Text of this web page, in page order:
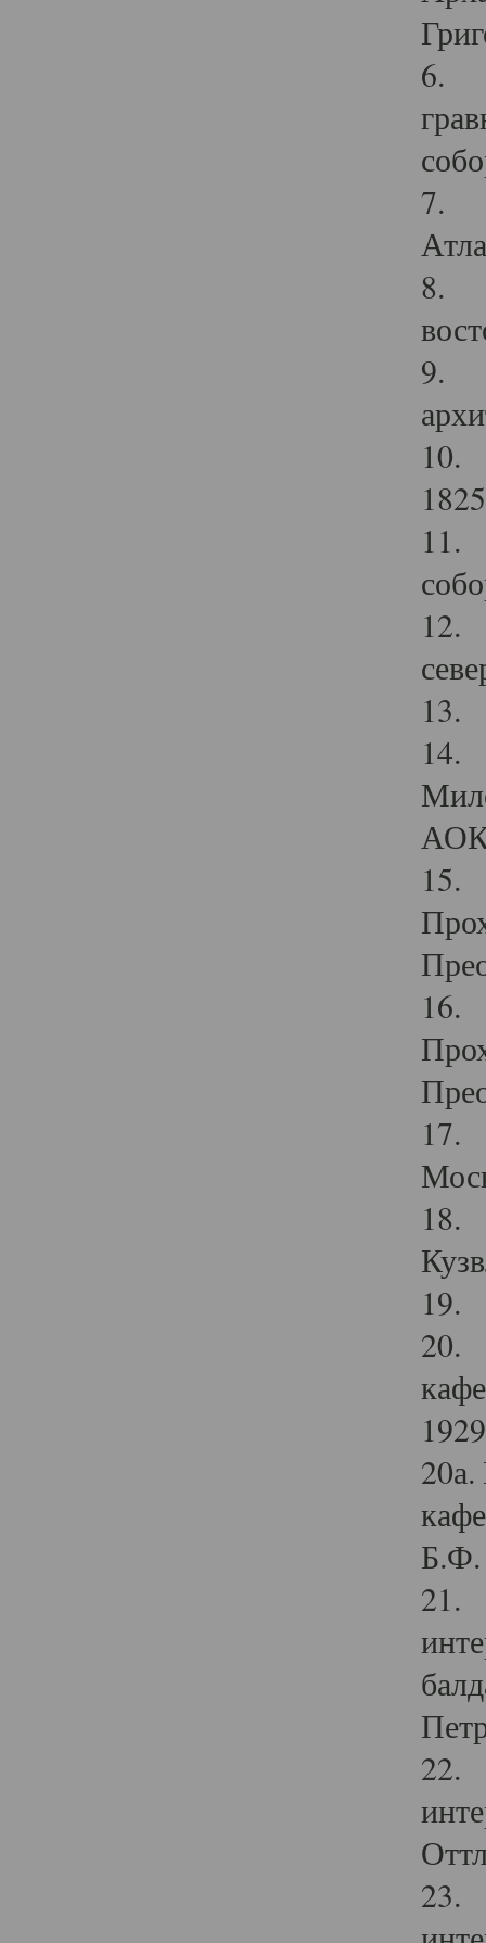
6.
7.
8.
9.
10.
11.
12.
13.
14.
15.
16.
17.
18.
19.
20.
Б.Ф.
21.
22.
23.